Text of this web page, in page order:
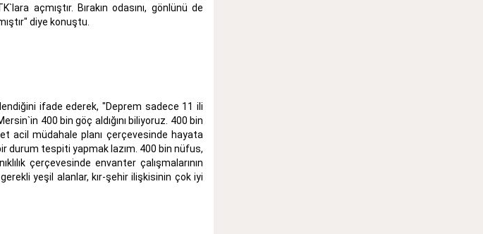
açmıştır. Bırakın odasını, gönlünü de
diye konuştu.
ifade ederek, "Deprem sadece 11 ili
400 bin göç aldığını biliyoruz. 400 bin
acil müdahale planı çerçevesinde hayata
durum tespiti yapmak lazım. 400 bin nüfus,
çerçevesinde envanter çalışmalarının
yeşil alanlar, kır-şehir ilişkisinin çok iyi